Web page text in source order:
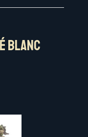
blanc